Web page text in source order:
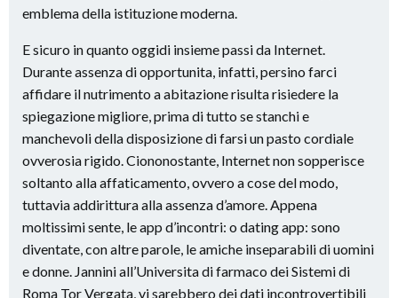
emblema della istituzione moderna.
E sicuro in quanto oggidi insieme passi da Internet.
Durante assenza di opportunita, infatti, persino farci
affidare il nutrimento a abitazione risulta risiedere la
spiegazione migliore, prima di tutto se stanchi e
manchevoli della disposizione di farsi un pasto cordiale
ovverosia rigido. Ciononostante, Internet non sopperisce
soltanto alla affaticamento, ovvero a cose del modo,
tuttavia addirittura alla assenza d’amore. Appena
moltissimi sente, le app d’incontri: o dating app: sono
diventate, con altre parole, le amiche inseparabili di uomini
e donne. Jannini all’Universita di farmaco dei Sistemi di
Roma Tor Vergata, vi sarebbero dei dati incontrovertibili